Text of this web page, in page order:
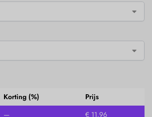
Korting (%)
Prijs
— € 11.96